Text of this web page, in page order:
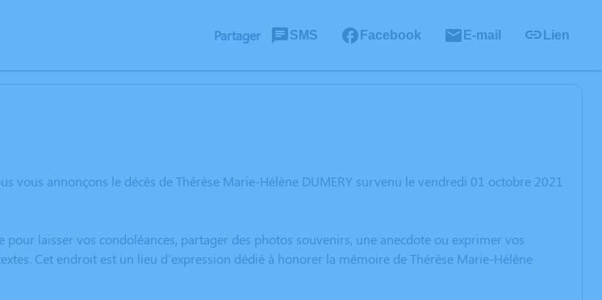
Partager SMS Facebook E-mail Lien
vous annonçons le décès de Thérèse Marie-Hélène DUMERY survenu le vendredi 01 octobre 2021
pour laisser vos condoléances, partager des photos souvenirs, une anecdote ou exprimer vos
Cet endroit est un lieu d'expression dédié à honorer la mémoire de Thérèse Marie-Hélène